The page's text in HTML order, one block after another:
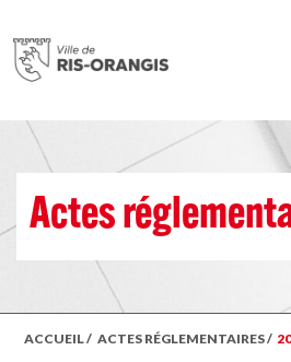
Actes
ACCUEIL/ ACTES RÉGLEMENTAIRES/